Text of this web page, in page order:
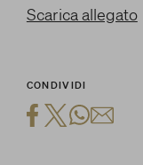
Scarica allegato
CONDIVIDI